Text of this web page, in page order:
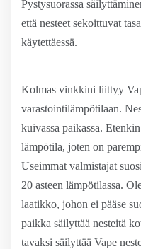
Pystysuorassa
että nesteet sekoittuvat
käytettäessä.
Kolmas vinkkini liittyy
varastointilämpötilaan.
kuivassa paikassa.
lämpötila, joten on
Useimmat valmistajat
20 asteen lämpötilassa.
laatikko, johon ei pääse
paikka säilyttää nesteitä
tavaksi säilyttää Vape